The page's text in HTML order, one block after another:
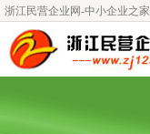
浙江民营企业网-中小企业之家